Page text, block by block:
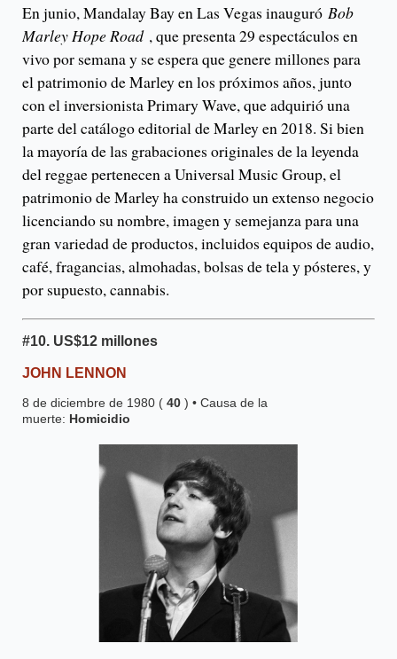
En junio, Mandalay Bay en Las Vegas inauguró Bob
Marley Hope Road, que presenta 29 espectáculos en
vivo por semana y se espera que genere millones para
el patrimonio de Marley en los próximos años, junto
con el inversionista Primary Wave, que adquirió una
parte del catálogo editorial de Marley en 2018. Si bien
la mayoría de las grabaciones originales de la leyenda
del reggae pertenecen a Universal Music Group, el
patrimonio de Marley ha construido un extenso negocio
licenciando su nombre, imagen y semejanza para una
gran variedad de productos, incluidos equipos de audio,
café, fragancias, almohadas, bolsas de tela y pósteres, y
por supuesto, cannabis.
#10. US$12 millones
JOHN LENNON
8 de diciembre de 1980 ( 40 ) • Causa de la
muerte: Homicidio